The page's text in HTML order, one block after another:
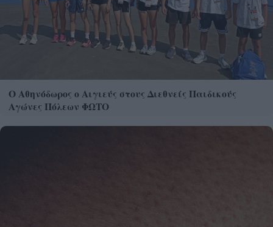
Ο Αθηνόδωρος ο Αιγιεύς στους Διεθνείς Παιδικούς
Αγώνες Πόλεων ΦΩΤΟ